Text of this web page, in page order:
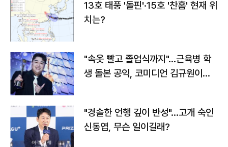
13호 태풍 '돌핀'·15호 '찬홈' 현재 위
치는?
"속옷 빨고 졸업식까지"…근육병 학
생 돌본 공익, 코미디언 김규원이었
"경솔한 언행 깊이 반성"…고개 숙인
신동엽, 무슨 일이길래?